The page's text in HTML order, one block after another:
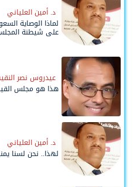
د. أمين العلياني
لماذا الوصاية
على شيطنة
عيدروس نصر
هذا هو مجلس
د. أمين العلياني
لهذا.. نحن لسنا